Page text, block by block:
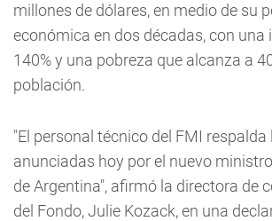
millones de dólares, en medio de su
económica en dos décadas, con una
140% y una pobreza que alcanza a
población.
"El personal técnico del FMI
anunciadas hoy por el nuevo
de Argentina", afirmó la directora de
del Fondo, Julie Kozack, en una